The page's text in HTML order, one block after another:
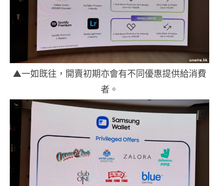
▲一如既往，開賣初期亦會有不同優惠提供給消費
者。